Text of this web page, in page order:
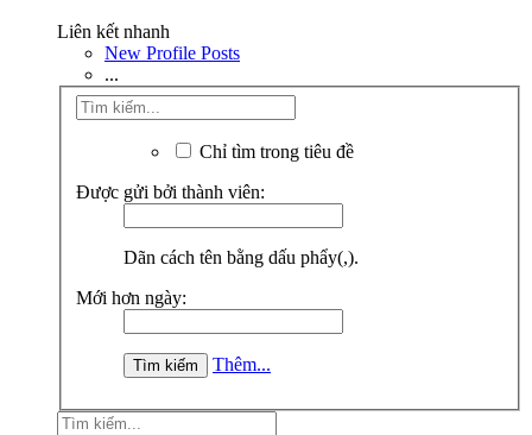
Liên kết nhanh
New Profile Posts
...
Chỉ tìm trong tiêu đề
Được gửi bởi thành viên:
Dãn cách tên bằng dấu phẩy(,).
Mới hơn ngày:
Thêm...